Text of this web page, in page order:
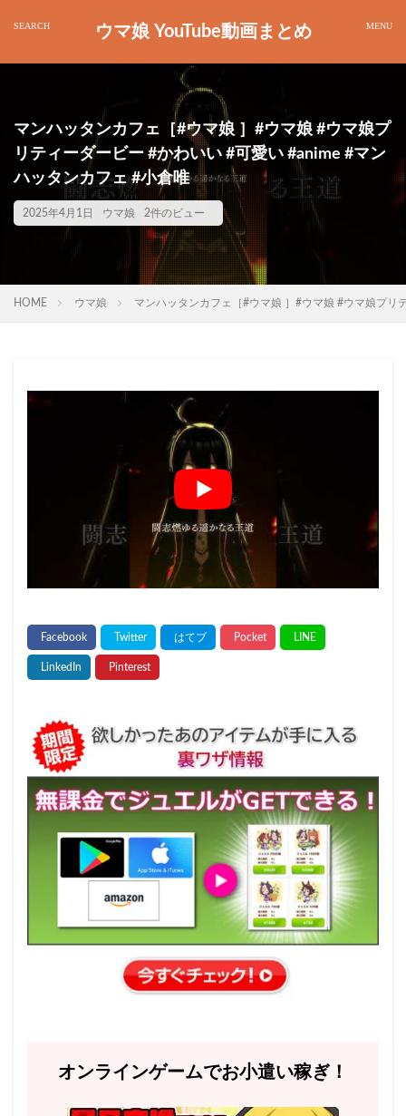
ウマ娘 YouTube動画まとめ
マンハッタンカフェ［#ウマ娘 ］#ウマ娘 #ウマ娘プ
リティーダービー #かわいい #可愛い #anime #マン
ハッタンカフェ #小倉唯
2025年4月1日 ウマ娘 2件のビュー
HOME ウマ娘 マンハッタンカフェ［#ウマ娘 ］#ウマ娘 #ウマ娘プリ
オンラインゲームでお小遣い稼ぎ！